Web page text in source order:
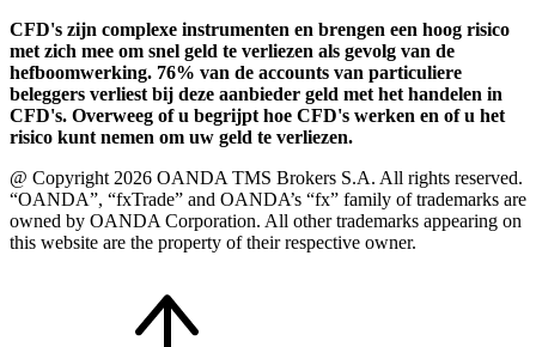
CFD's zijn complexe instrumenten en brengen een hoog risico
met zich mee om snel geld te verliezen als gevolg van de
hefboomwerking. 76% van de accounts van particuliere
beleggers verliest bij deze aanbieder geld met het handelen in
CFD's. Overweeg of u begrijpt hoe CFD's werken en of u het
risico kunt nemen om uw geld te verliezen.
@ Copyright 2026 OANDA TMS Brokers S.A. All rights reserved.
“OANDA”, “fxTrade” and OANDA’s “fx” family of trademarks are
owned by OANDA Corporation. All other trademarks appearing on
this website are the property of their respective owner.